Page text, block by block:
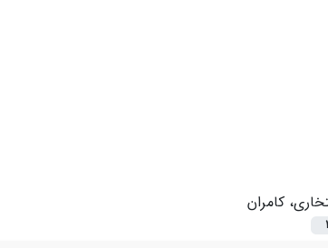
کامران
1